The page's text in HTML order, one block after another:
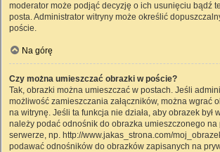
moderator może podjąć decyzję o ich usunięciu bądź
posta. Administrator witryny może określić
poście.
Na górę
Czy można umieszczać obrazki w poście?
Tak, obrazki można umieszczać w postach. Jeśli
możliwość zamieszczania załączników, można wgrać
na witrynę. Jeśli ta funkcja nie działa, aby obrazek był
należy podać odnośnik do obrazka umieszczonego
serwerze, np. http://www.jakas_strona.com/
podawać odnośników do obrazków zapisanych na